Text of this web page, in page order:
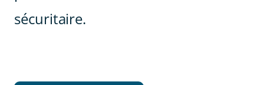
sécuritaire.